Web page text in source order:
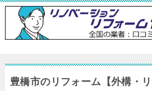
豊橋市のリフォーム【外構・